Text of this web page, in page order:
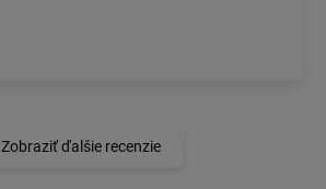
Zobraziť ďalšie recenzie